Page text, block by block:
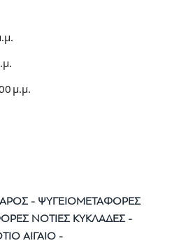
μ.μ.
- ΨΥΓΕΙΟΜΕΤΑΦΟΡΕΣ
ΝΟΤΙΕΣ ΚΥΚΛΑΔΕΣ -
ΑΙΓΑΙΟ -